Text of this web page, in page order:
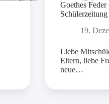
Goethes
Schülerzeitung
19.
Liebe
Eltern, liebe
neue…